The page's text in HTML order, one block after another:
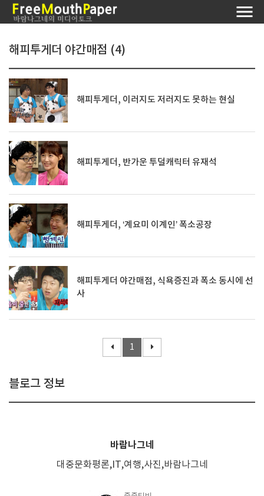
해피투게더 야간매점 (4)
해피투게더, 이러지도 저러지도 못하는 현실
해피투게더, 반가운 투덜캐릭터 유재석
해피투게더, ‘계요미 이계인’ 폭소공장
해피투게더 야간매점, 식욕증진과 폭소 동시에 선
사
1
블로그 정보
바람나그네
대중문화평론,IT,여행,사진,바람나그네